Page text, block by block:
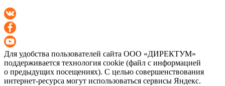
Для удобства пользователей сайта ООО «ДИРЕКТУМ»
поддерживается технология cookie (файл с информацией
о предыдущих посещениях). С целью совершенствования
интернет-ресурса могут использоваться сервисы Яндекс.